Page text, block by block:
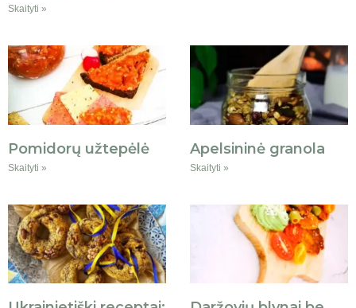
Skaityti »
Pomidorų užtepėlė
Skaityti »
Apelsininė granola
Skaityti »